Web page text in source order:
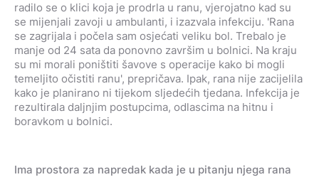
radilo se o klici koja je prodrla u ranu, vjerojatno kad su
se mijenjali zavoji u ambulanti, i izazvala infekciju. 'Rana
se zagrijala i počela sam osjećati veliku bol. Trebalo je
manje od 24 sata da ponovno završim u bolnici. Na kraju
su mi morali poništiti šavove s operacije kako bi mogli
temeljito očistiti ranu', prepričava. Ipak, rana nije zacijelila
kako je planirano ni tijekom sljedećih tjedana. Infekcija je
rezultirala daljnjim postupcima, odlascima na hitnu i
boravkom u bolnici.
Ima prostora za napredak kada je u pitanju njega rana